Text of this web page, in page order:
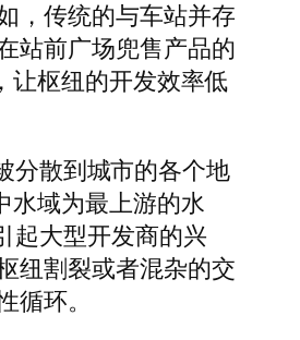
，传统的与车站并存
站前广场兜售产品的
让枢纽的开发效率低
分散到城市的各个地
水域为最上游的水
起大型开发商的兴
纽割裂或者混杂的交
环。